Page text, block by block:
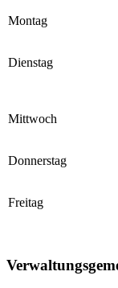
Montag
Dienstag
Mittwoch
Donnerstag
Freitag